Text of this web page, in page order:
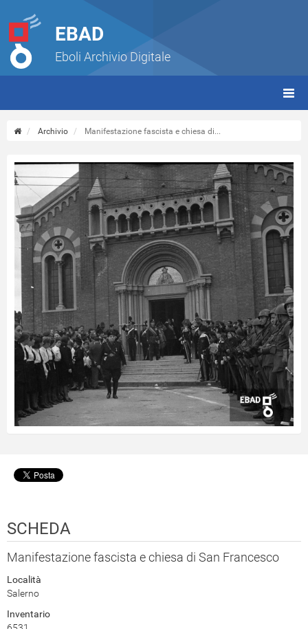
EBAD
Eboli Archivio Digitale
Archivio Manifestazione fascista e chiesa di...
SCHEDA
Manifestazione fascista e chiesa di San Francesco
Località
Salerno
Inventario